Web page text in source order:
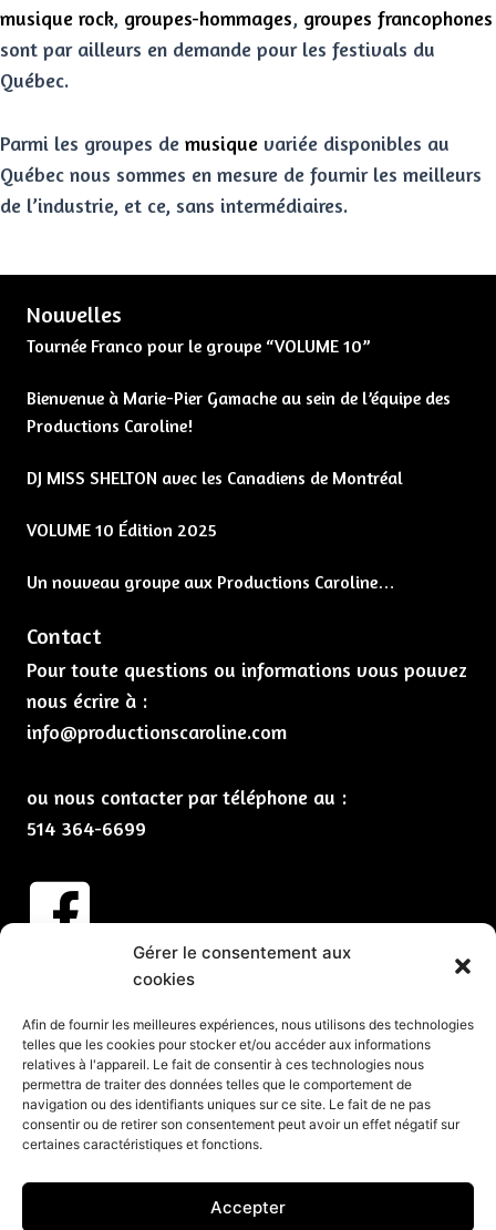
Gérer le consentement aux
cookies
Afin de fournir les meilleures expériences, nous utilisons des technologies
telles que les cookies pour stocker et/ou accéder aux informations
relatives à l'appareil. Le fait de consentir à ces technologies nous
permettra de traiter des données telles que le comportement de
navigation ou des identifiants uniques sur ce site. Le fait de ne pas
consentir ou de retirer son consentement peut avoir un effet négatif sur
certaines caractéristiques et fonctions.
Accepter
musique rock, groupes-hommages, groupes francophones
sont par ailleurs en demande pour les festivals du
Québec.
Parmi les groupes de musique variée disponibles au
Québec nous sommes en mesure de fournir les meilleurs
de l’industrie, et ce, sans intermédiaires.
Nouvelles
Tournée Franco pour le groupe “VOLUME 10”
Bienvenue à Marie-Pier Gamache au sein de l’équipe des
Productions Caroline!
DJ MISS SHELTON avec les Canadiens de Montréal
VOLUME 10 Édition 2025
Un nouveau groupe aux Productions Caroline…
Contact
Pour toute questions ou informations vous pouvez
nous écrire à :
info@productionscaroline.com
ou nous contacter par téléphone au :
514 364-6699
Abonnez-vous à nos infolettres
Services
Spectacles et animation pour vos partys de Noël
Spectacles pour événements corporatifs
Groupes de musique pour événements
Organisation d’événements corporatifs